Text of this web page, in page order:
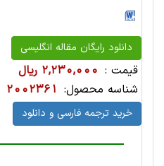
دانلود رایگان مقاله انگلیسی
قیمت : 2,230,000 ریال
شناسه محصول: 2002361
خرید ترجمه فارسی و دانلود